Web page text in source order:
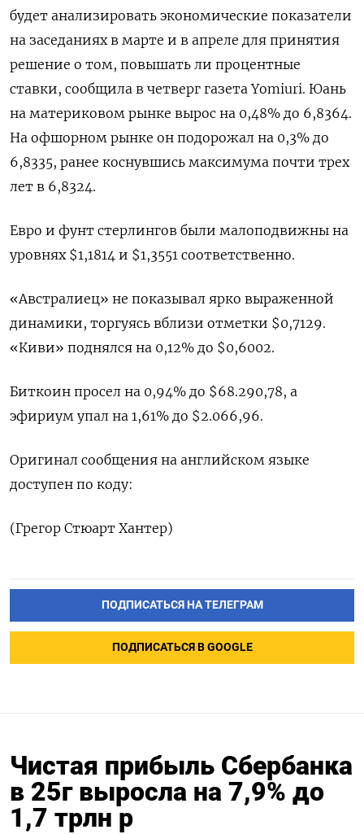
будет анализировать экономические показатели
на заседаниях в марте и в апреле для принятия
решение о том, повышать ли ​процентные
ставки, сообщила в ⁠четверг газета Yomiuri. Юань
на материковом рынке вырос на 0,48% до 6,8364.
На офшорном рынке он подорожал на 0,3% до
6,8335, ранее коснувшись ‌максимума почти трех
лет в 6,8324.
Евро и фунт стерлингов были малоподвижны на
уровнях $1,1814 ‌и $1,3551 соответственно.
«Австралиец» не показывал ярко выраженной
динамики, торгуясь вблизи отметки $0,7129.
«Киви» поднялся на 0,12% до $0,6002.
Биткоин просел ​на 0,94% до $68.290,78, а
эфириум упал на 1,61% до $2.066,96.
Оригинал сообщения ‌на английском языке
доступен по коду:
(Грегор Стюарт Хантер)
ПОДПИСАТЬСЯ НА ТЕЛЕГРАМ
ПОДПИСАТЬСЯ В GOOGLE
Чистая прибыль Cбербанка
в 25г выросла на 7,9% до
1,7 трлн р